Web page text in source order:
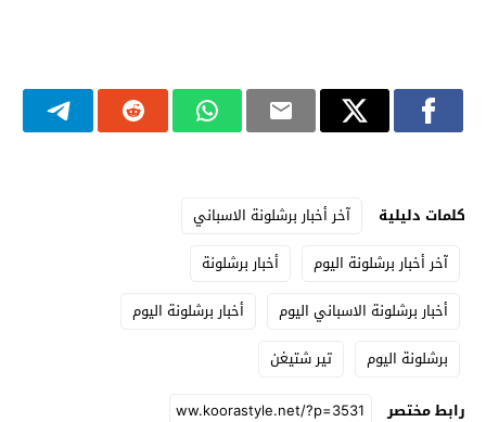
كلمات دليلية
آخر أخبار برشلونة الاسباني
آخر أخبار برشلونة اليوم
أخبار برشلونة
أخبار برشلونة الاسباني اليوم
أخبار برشلونة اليوم
برشلونة اليوم
تير شتيغن
رابط مختصر